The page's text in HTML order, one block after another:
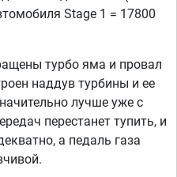
Stage 1 = 17800
турбо яма и провал
наддув турбины и ее
лучше уже с
перестанет тупить, и
а педаль газа